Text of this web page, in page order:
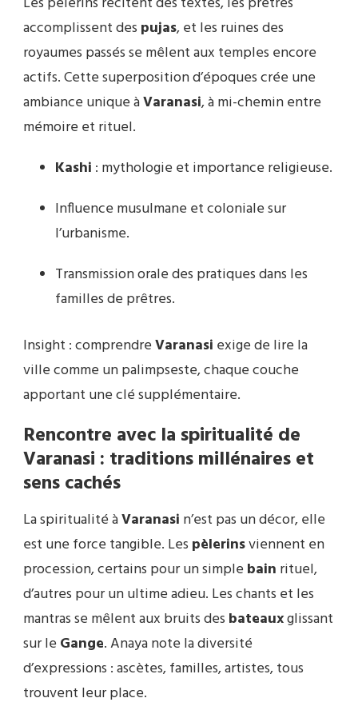
accomplissent des pujas, et les ruines des
royaumes passés se mêlent aux temples encore
actifs. Cette superposition d’époques crée une
ambiance unique àVaranasi, à mi-chemin entre
mémoire et rituel.
Kashi : mythologie et importance religieuse.
Influence musulmane et coloniale sur
l’urbanisme.
Transmission orale des pratiques dans les
familles de prêtres.
Insight : comprendreVaranasi exige de lire la
ville comme un palimpseste, chaque couche
apportant une clé supplémentaire.
Rencontre avec la spiritualité de
Varanasi : traditions millénaires et
sens cachés
La spiritualité àVaranasi n’est pas un décor, elle
est une force tangible. Les pèlerinsviennent en
procession, certains pour un simple bain rituel,
d’autres pour un ultime adieu. Les chants et les
mantras se mêlent aux bruits des bateauxglissant
sur le Gange. Anaya note la diversité
d’expressions : ascètes, familles, artistes, tous
trouvent leur place.